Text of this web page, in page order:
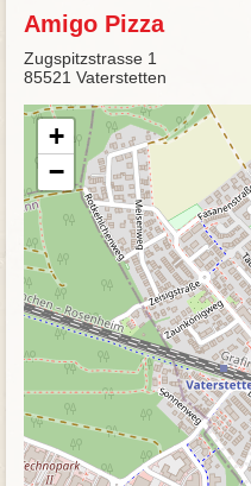
Amigo Pizza
Zugspitzstrasse 1
85521 Vaterstetten
+
−